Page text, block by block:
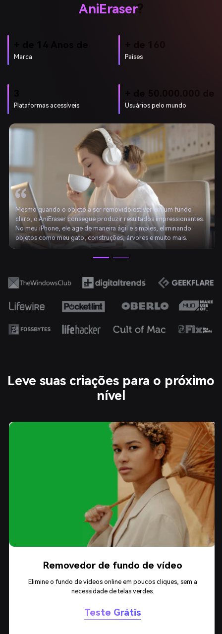
AniEraser?
Marca Países
Plataformas acessíveis Usuários pelo mundo
Mesmo quando o objeto a ser removido estiver em um fundo
claro, o AniEraser consegue produzir resultados impressionantes.
No meu iPhone, ele age de maneira ágil e simples, eliminando
objetos como meu gato, construções, árvores e muito mais.
Leve suas criações para o próximo
nível
Removedor de fundo de vídeo
Elimine o fundo de vídeos online em poucos cliques, sem a
necessidade de telas verdes.
Teste Grátis